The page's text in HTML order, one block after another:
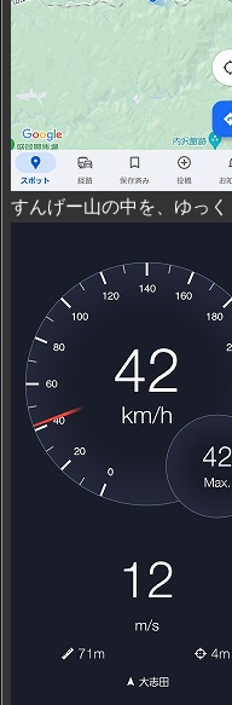
すんげー山の中を、ゆっく